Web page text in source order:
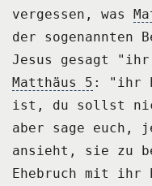
vergessen, was
der sogenannten
Jesus gesagt
Matthäus 5 :
"ihr
ist, du sollst
aber sage euch,
ansieht, sie zu
Ehebruch mit ihr